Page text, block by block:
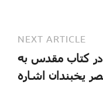
NEXT ARTICLE
در کتاب مقدس به
یخبندان اشاره